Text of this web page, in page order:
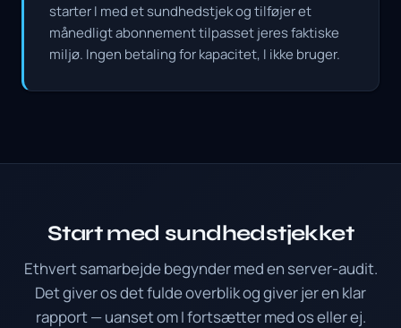
starter I med et sundhedstjek og tilføjer et
månedligt abonnement tilpasset jeres faktiske
miljø. Ingen betaling for kapacitet, I ikke bruger.
Start med sundhedstjekket
Ethvert samarbejde begynder med en server-audit.
Det giver os det fulde overblik og giver jer en klar
rapport — uanset om I fortsætter med os eller ej.